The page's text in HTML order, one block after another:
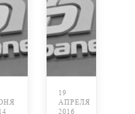
19
АПРЕЛЯ
2016